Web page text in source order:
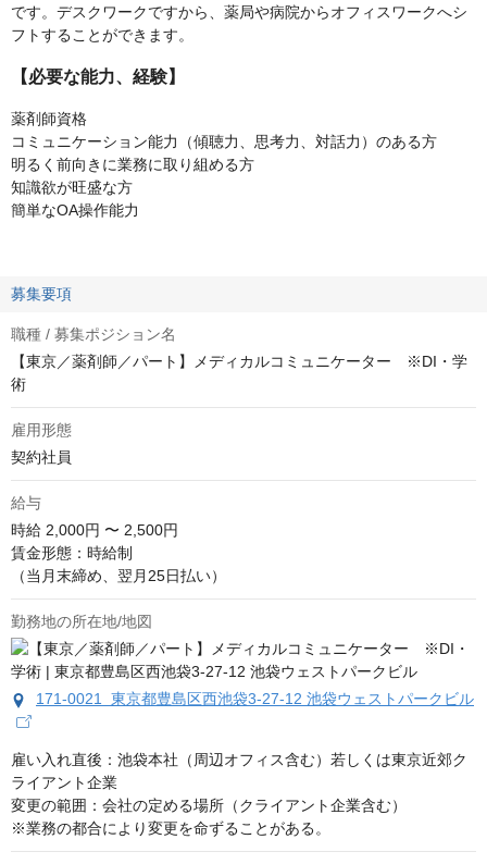
です。デスクワークですから、薬局や病院からオフィスワークへシ
フトすることができます。
【必要な能力、経験】
薬剤師資格
コミュニケーション能力（傾聴力、思考力、対話力）のある方
明るく前向きに業務に取り組める方
知識欲が旺盛な方
簡単なOA操作能力
募集要項
職種 / 募集ポジション名
【東京／薬剤師／パート】メディカルコミュニケーター ※DI・学
術
雇用形態
契約社員
給与
時給 2,000円 〜 2,500円
賃金形態：時給制
（当月末締め、翌月25日払い）
勤務地の所在地/地図
171-0021 東京都豊島区西池袋3-27-12 池袋ウェストパークビル
雇い入れ直後：池袋本社（周辺オフィス含む）若しくは東京近郊ク
ライアント企業
変更の範囲：会社の定める場所（クライアント企業含む）
※業務の都合により変更を命ずることがある。